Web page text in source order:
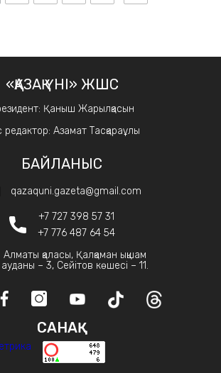
«ҚАЗАҚ ҮНІ» ЖШС
Қаныш Жарылқасын
редактор: Азамат Тасқараұлы
БАЙЛАНЫС
qazaquni.gazeta@gmail.com
+7 727 398 57 31
+7 776 487 64 54
Алматы қаласы, Қалқаман ықшам
ауданы – 3, Сейітов көшесі – 11.
САНАҚ